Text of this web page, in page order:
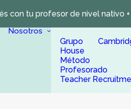
con tu profesor de nivel nativo
Nosotros
Grupo
House
Método
Profesorado
Teacher